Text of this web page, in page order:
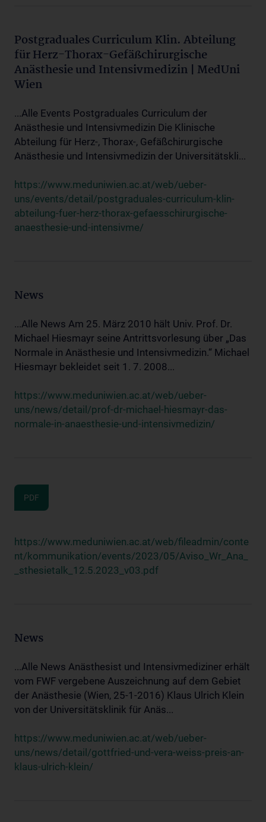
Postgraduales Curriculum Klin. Abteilung
für Herz-Thorax-Gefäßchirurgische
Anästhesie und Intensivmedizin | MedUni
Wien
...Alle Events Postgraduales Curriculum der
Anästhesie und Intensivmedizin Die Klinische
Abteilung für Herz-, Thorax-, Gefäßchirurgische
Anästhesie und Intensivmedizin der Universitätskli...
https://www.meduniwien.ac.at/web/ueber-
uns/events/detail/postgraduales-curriculum-klin-
abteilung-fuer-herz-thorax-gefaesschirurgische-
anaesthesie-und-intensivme/
News
...Alle News Am 25. März 2010 hält Univ. Prof. Dr.
Michael Hiesmayr seine Antrittsvorlesung über „Das
Normale in Anästhesie und Intensivmedizin.“ Michael
Hiesmayr bekleidet seit 1. 7. 2008...
https://www.meduniwien.ac.at/web/ueber-
uns/news/detail/prof-dr-michael-hiesmayr-das-
normale-in-anaesthesie-und-intensivmedizin/
PDF
https://www.meduniwien.ac.at/web/fileadmin/conte
nt/kommunikation/events/2023/05/Aviso_Wr_Ana_
_sthesietalk_12.5.2023_v03.pdf
News
...Alle News Anästhesist und Intensivmediziner erhält
vom FWF vergebene Auszeichnung auf dem Gebiet
der Anästhesie (Wien, 25-1-2016) Klaus Ulrich Klein
von der Universitätsklinik für Anäs...
https://www.meduniwien.ac.at/web/ueber-
uns/news/detail/gottfried-und-vera-weiss-preis-an-
klaus-ulrich-klein/